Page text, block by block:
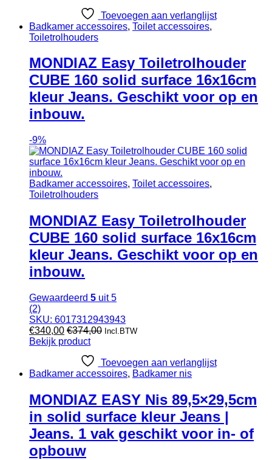
Toevoegen aan verlanglijst
Badkamer accessoires, Toilet accessoires,
Toiletrolhouders
MONDIAZ Easy Toiletrolhouder
CUBE 160 solid surface 16x16cm
kleur Jeans. Geschikt voor op en
inbouw.
-9%
Badkamer accessoires, Toilet accessoires,
Toiletrolhouders
MONDIAZ Easy Toiletrolhouder
CUBE 160 solid surface 16x16cm
kleur Jeans. Geschikt voor op en
inbouw.
Gewaardeerd 5 uit 5
(2)
SKU: 6017312943943
€340,00 €374,00 Incl.BTW
Bekijk product
Toevoegen aan verlanglijst
Badkamer accessoires, Badkamer nis
MONDIAZ EASY Nis 89,5×29,5cm
in solid surface kleur Jeans |
Jeans. 1 vak geschikt voor in- of
opbouw